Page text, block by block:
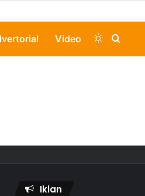
Video Search
Switch
Iklan